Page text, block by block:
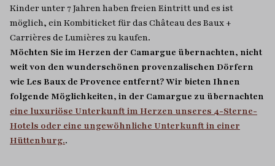
Kinder unter 7 Jahren haben freien Eintritt und es ist
möglich, ein Kombiticket für das Château des Baux +
Carrières de Lumières zu kaufen.
Möchten Sie im Herzen der Camargue übernachten, nicht
weit von den wunderschönen provenzalischen Dörfern
wie Les Baux de Provence entfernt? Wir bieten Ihnen
folgende Möglichkeiten, in der Camargue zu übernachten
eine luxuriöse Unterkunft im Herzen unseres 4-Sterne-
Hotels oder eine ungewöhnliche Unterkunft in einer
Hüttenburg..